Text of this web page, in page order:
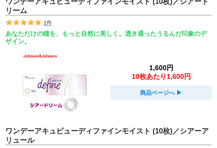
リーム
1件
あなただけの瞳を、もっと自然に美しく。透き通ったうるんだ印象のデ
ザイン。
1,600円
10枚あたり1,600円
商品ページへ ▶︎
ワンデーアキュビューディファインモイスト (10枚)／シアーア
リュール